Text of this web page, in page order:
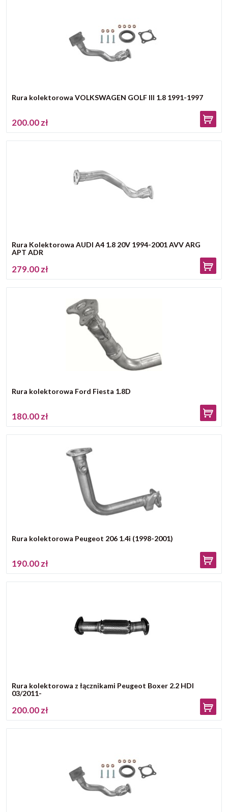
Rura kolektorowa VOLKSWAGEN GOLF III 1.8 1991-1997
200.00 zł
Rura Kolektorowa AUDI A4 1.8 20V 1994-2001 AVV ARG
APT ADR
279.00 zł
Rura kolektorowa Ford Fiesta 1.8D
180.00 zł
Rura kolektorowa Peugeot 206 1.4i (1998-2001)
190.00 zł
Rura kolektorowa z łącznikami Peugeot Boxer 2.2 HDI
03/2011-
200.00 zł